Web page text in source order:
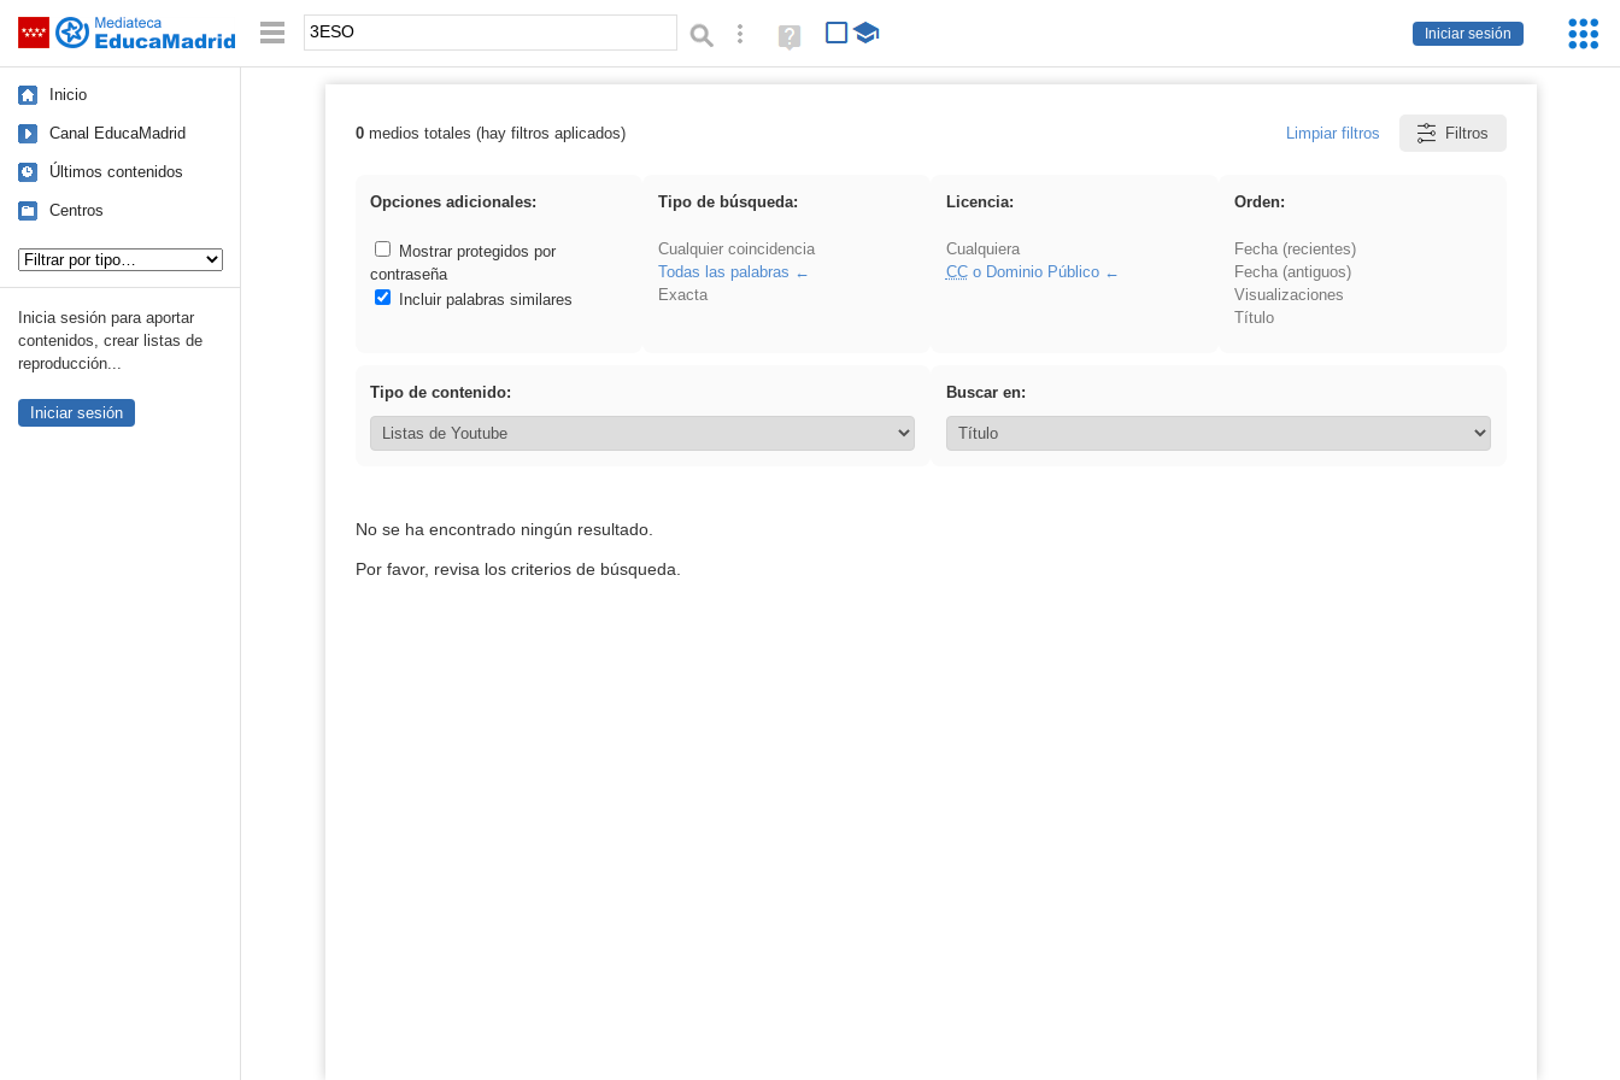
Saltar navegación
Iniciar sesión
Palabra o frase: Búsqueda avanzada
Ayuda
(en
Inicio
Canal EducaMadrid
Últimos contenidos
Centros
Inicia sesión para aportar
contenidos, crear listas de
reproducción...
Iniciar sesión
Resultados de: 3ESO
0medios totales (hay filtros aplicados) Limpiar filtros Filtros
Opciones adicionales:
Mostrar protegidos por
contraseña
Incluir palabras similares
Tipo de búsqueda:
Cualquier coincidencia
Todas las palabras
Exacta
Licencia:
Cualquiera
CCo Dominio Público
Orden:
Fecha (recientes)
Fecha (antiguos)
Visualizaciones
Título
Tipo de contenido: Buscar en:
No se ha encontrado ningún resultado.
Por favor, revisa los criterios de búsqueda.